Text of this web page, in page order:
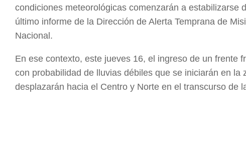
condiciones meteorológicas comenzarán a
último informe de la Dirección de Alerta Temprana de
Nacional.
En ese contexto, este jueves 16, el ingreso de un frente
con probabilidad de lluvias débiles que se iniciarán en
desplazarán hacia el Centro y Norte en el transcurso de